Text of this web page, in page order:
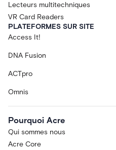
Lecteurs multitechniques
VR Card Readers
PLATEFORMES SUR SITE
Access It!
DNA Fusion
ACTpro
Omnis
Pourquoi Acre
Qui sommes nous
Acre Core